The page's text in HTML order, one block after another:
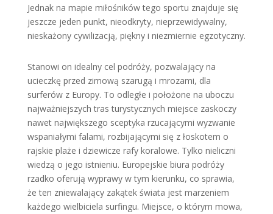
Jednak na mapie miłośników tego sportu znajduje się
jeszcze jeden punkt, nieodkryty, nieprzewidywalny,
nieskażony cywilizacją, piękny i niezmiernie egzotyczny.
Stanowi on idealny cel podróży, pozwalający na
ucieczkę przed zimową szarugą i mrozami, dla
surferów z Europy. To odległe i położone na uboczu
najważniejszych tras turystycznych miejsce zaskoczy
nawet największego sceptyka rzucającymi wyzwanie
wspaniałymi falami, rozbijającymi się z łoskotem o
rajskie plaże i dziewicze rafy koralowe. Tylko nieliczni
wiedzą o jego istnieniu. Europejskie biura podróży
rzadko oferują wyprawy w tym kierunku, co sprawia,
że ten zniewalający zakątek świata jest marzeniem
każdego wielbiciela surfingu. Miejsce, o którym mowa,